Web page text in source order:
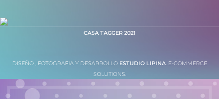
CASA TAGGER 2021
DISEÑO , FOTOGRAFIA Y DESARROLLO ESTUDIO LIPINA. E-COMMERCE
SOLUTIONS.